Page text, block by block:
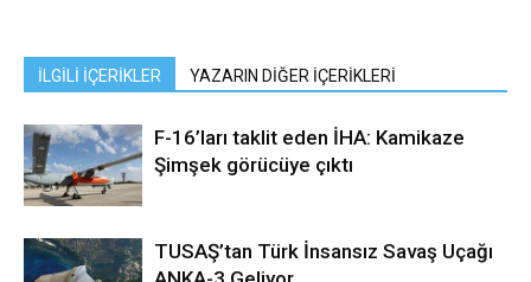
İLGİLİ İÇERİKLER YAZARIN DİĞER İÇERİKLERİ
F-16’ları taklit eden İHA: Kamikaze
Şimşek görücüye çıktı
TUSAŞ’tan Türk İnsansız Savaş Uçağı